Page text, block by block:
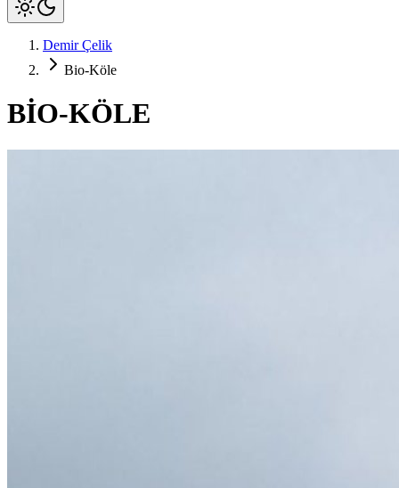
Demir Çelik
Bio-Köle
BİO-KÖLE